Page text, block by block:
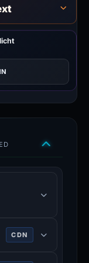
also
load
CDN
stable,